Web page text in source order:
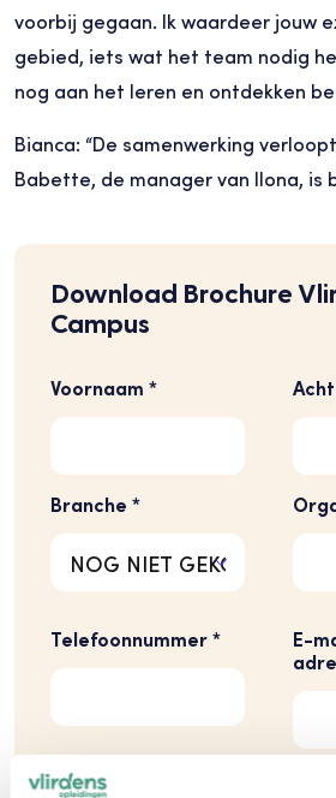
voorbij gegaan. Ik waardeer jouw
gebied, iets wat het team nodig
nog aan het leren en ontdekken
Bianca: “De samenwerking
Babette, de manager van Ilona, is
Download Brochure
Campus
Voornaam *
Branche *
Telefoonnummer *
E-
Ik ga akkoord